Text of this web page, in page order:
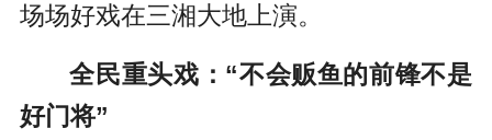
场场好戏在三湘大地上演。
全民重头戏：“不会贩鱼的前锋不是
好门将”